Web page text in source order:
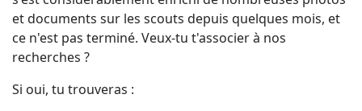
et documents sur les scouts depuis quelques mois, et
ce n'est pas terminé. Veux-tu t'associer à nos
recherches ?
Si oui, tu trouveras :